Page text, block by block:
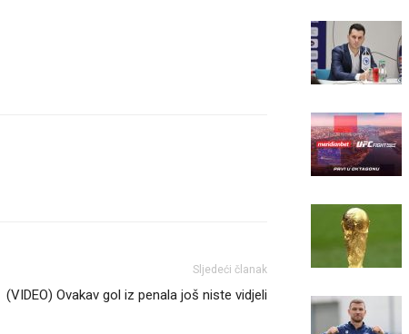
Sljedeći članak
(VIDEO) Ovakav gol iz penala još niste vidjeli